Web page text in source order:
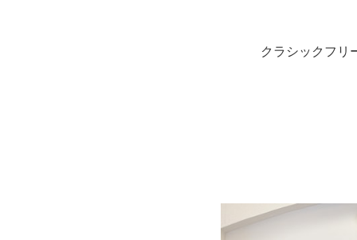
クラシックフリ